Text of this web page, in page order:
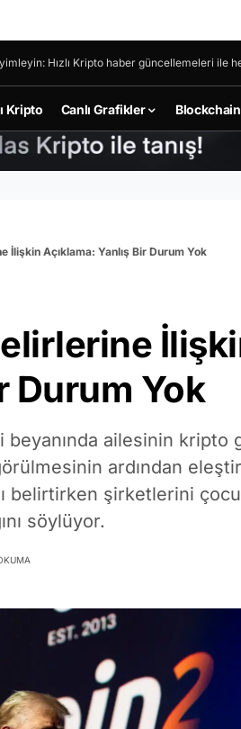
Hızlı Kripto haber güncellemeleri ile
Kripto Canlı Grafikler Blockchain
İlişkin Açıklama: Yanlış Bir Durum Yok
Durum Yok
beyanında ailesinin kripto
ardından
belirtirken şirketlerini
söylüyor.